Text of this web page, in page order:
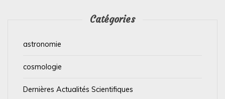
Catégories
astronomie
cosmologie
Dernières Actualités Scientifiques